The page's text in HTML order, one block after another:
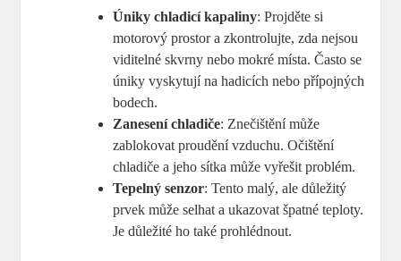
Úniky chladicí kapaliny: Projděte si
motorový prostor a zkontrolujte, zda nejsou
viditelné skvrny nebo mokré místa. Často se
úniky vyskytují na hadicích nebo přípojných
bodech.
Zanesení chladiče: Znečištění může
zablokovat proudění vzduchu. Očištění
chladiče a jeho sítka může vyřešit problém.
Tepelný senzor: Tento malý, ale důležitý
prvek může selhat a ukazovat špatné teploty.
Je důležité ho také prohlédnout.